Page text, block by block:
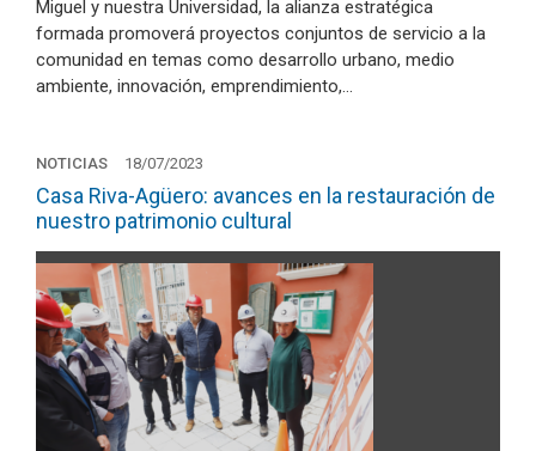
Miguel y nuestra Universidad, la alianza estratégica
formada promoverá proyectos conjuntos de servicio a la
comunidad en temas como desarrollo urbano, medio
ambiente, innovación, emprendimiento,…
NOTICIAS 18/07/2023
Casa Riva-Agüero: avances en la restauración de
nuestro patrimonio cultural